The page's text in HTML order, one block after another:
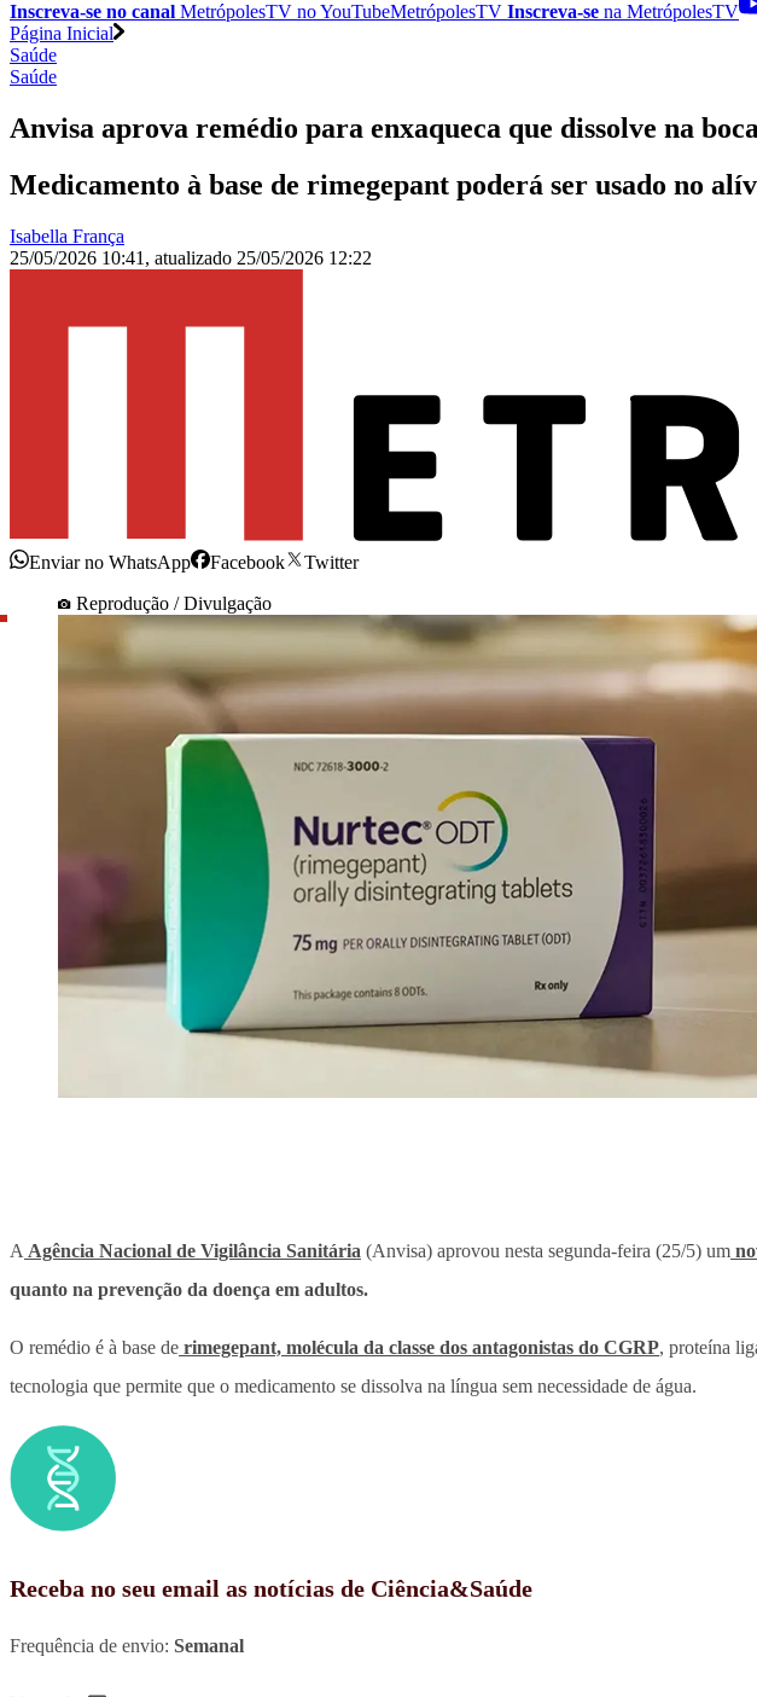
Inscreva-se no canal MetrópolesTV noYouTubeMetrópolesTV Inscreva-se na MetrópolesTV
Página Inicial
Saúde
Saúde
Anvisa aprova remédio para enxaqueca que dissolve na
Medicamento à base de rimegepant poderá ser usado no
Isabella França
25/05/2026 10:41 , atualizado 25/05/2026 12:22
Enviar no WhatsApp Facebook
Twitter
Reprodução / Divulgação
A Agência Nacional de Vigilância Sanitária (Anvisa) aprovou nesta segunda-feira (25/5) um
quanto na prevenção da doença em adultos.
O remédio é à base de rimegepant, molécula da classe dos antagonistas do CGRP, proteína
tecnologia que permite que o medicamento se dissolva na língua sem necessidade de água.
Receba no seu email as notícias de Ciência&Saúde
Frequência de envio: Semanal